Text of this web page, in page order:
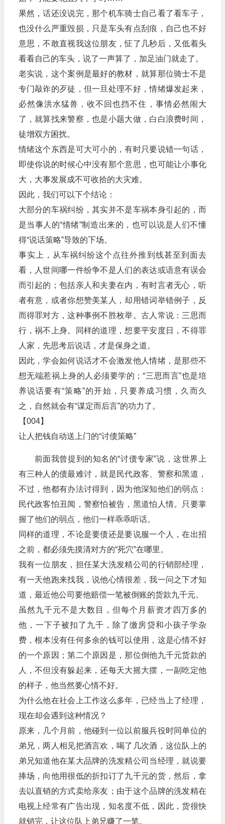
果然，话还没说完，那个机车骑士自己看了看车子，
也没什么严重毁损，只是车头有点刮痕，自己也不好
意思，不敢直视我这位朋友，怔了几秒后，又低着头
看看自己的车头，说了一声算了，加足油门就走了。
老实说，这个案例是最好的教材，就算那位骑士不是
专门敲诈的歹徒，但一旦处理不好，情绪爆发起来，
必然像洪水猛兽，收不回也挡不住，事情必然闹大
了，就算找来警察，也是小题大做，白白浪费时间，
徒增双方困扰。
情绪这个东西是可大可小的，有时只要说错一句话，
即使你说的时候心中没有那个意思，也可能让小事化
大，大事发展成不可收拾的大灾难。
因此，我们可以下个结论：
大部分的车祸纠纷，其实并不是车祸本身引起的，而
是当事人的“情绪”制造出来的，也可以说是人们不懂
得“说话策略”导致的下场。
事实上，从车祸纠纷这个点往外推到线甚至到面去
看，人世间哪一件纷争不是人们的表达或语意有误会
而引起的；包括亲人和夫妻在内，有时言者无心，听
者有意，或者你想赞美某人，却用错词举错例子，反
而得罪对方，这种事例不胜枚举。古人常说：三思而
行，祸不上身。同样的道理，想要平安度日，不得罪
人家，先思考后说话，才是保身之道。
因此，学会如何说话才不会激发他人情绪，是那些不
想无端惹祸上身的人必须要学的；“三思而言”也是培
养说话要有“策略”的开始，只要养成习惯，久而久
之，自然就会有“谋定而后言”的功力了。
【004】
让人把钱自动送上门的“讨债策略”
前面我曾提到的知名的“讨债专家”说，这世界上
有三种人的债最难讨，就是民代政客、警察和黑道，
不过，他都有办法讨得到，因为他深知他们的弱点：
民代政客怕丑闻，警察怕被告，黑道怕人情。只要掌
握了他们的弱点，他们一样乖乖听话。
同样的道理，不论是要债还是要说服一个人，在出招
之前，都必须先摸清对方的“死穴”在哪里。
我有一位朋友，担任某大洗发精公司的行销部经理，
有一天他跑来找我，说他心情很差，我一问之下才知
道，最近他公司要他赔偿一笔被倒账的货款九千元。
虽然九千元不是大数目，但每个月薪资才四万多的
他，一下子被扣了九千，除了缴房贷和小孩子学杂
费，根本没有任何多余的钱可以使用，这是心情不好
的一个原因；第二个原因是，那位倒他九千元货款的
人，不但没有躲起来，还每天大摇大摆，一副吃定他
的样子，他当然要心情不好。
为什么他在社会上工作这么多年，已经当上了经理，
现在却会遇到这种情况？
原来，几个月前，他碰到一位以前服兵役时同单位的
弟兄，两人相见把酒言欢，喝了几次酒，这位队上的
弟兄知道他在某大品牌的洗发精公司当经理，就说要
捧场，向他用很低的折扣订了九千元的货，然后，拿
去以直销的方式卖给亲友；由于这个品牌的洗发精在
电视上经常有广告出现，知名度不低，因此，货很快
就销完，让这位队上弟兄赚了一笔。